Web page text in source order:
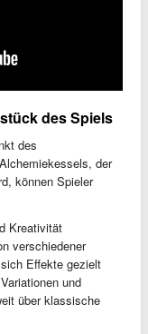
des Spiels
des
der
können Spieler
Kreativität
verschiedener
Effekte gezielt
und
über klassische